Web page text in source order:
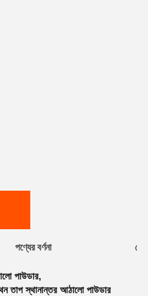
পণ্যের বর্ণনা
পাউডার,
তাপ স্থানান্তর আঠালো পাউডার